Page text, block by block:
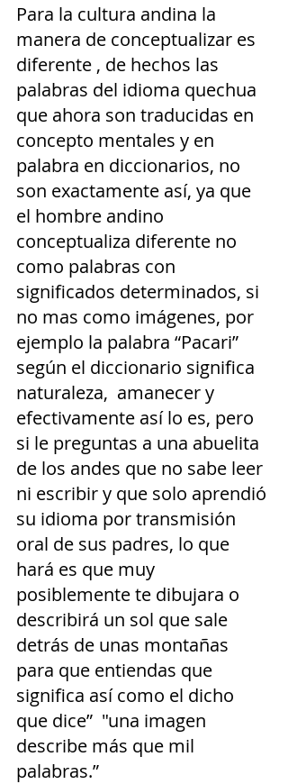
Para la cultura andina la
manera de conceptualizar es
diferente , de hechos las
palabras del idioma quechua
que ahora son traducidas en
concepto mentales y en
palabra en diccionarios, no
son exactamente así, ya que
el hombre andino
conceptualiza diferente no
como palabras con
significados determinados, si
no mas como imágenes, por
ejemplo la palabra “Pacari”
según el diccionario significa
naturaleza,  amanecer y
efectivamente así lo es, pero
si le preguntas a una abuelita
de los andes que no sabe leer
ni escribir y que solo aprendió
su idioma por transmisión
oral de sus padres, lo que
hará es que muy
posiblemente te dibujara o
describirá un sol que sale
detrás de unas montañas
para que entiendas que
significa así como el dicho
que dice”  "una imagen
describe más que mil
palabras.”